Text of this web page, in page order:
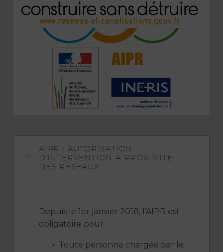
AIPR : AUTORISATION
D'INTERVENTION À PROXIMITÉ
DES RÉSEAUX.
Depuis le 1er janvier 2018, l’AIPR est
obligatoire pour :
Toute personne chargée par le